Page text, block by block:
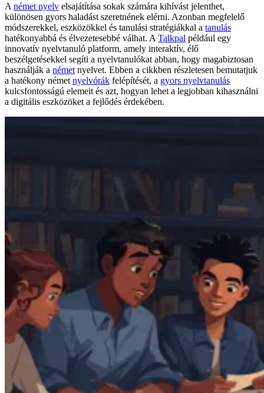
A német nyelv elsajátítása sokak számára kihívást jelenthet,
különösen gyors haladást szeretnének elérni. Azonban megfelelő
módszerekkel, eszközökkel és tanulási stratégiákkal a tanulás
hatékonyabbá és élvezetesebbé válhat. A Talkpal például egy
innovatív nyelvtanuló platform, amely interaktív, élő
beszélgetésekkel segíti a nyelvtanulókat abban, hogy magabiztosan
használják a német nyelvet. Ebben a cikkben részletesen bemutatjuk
a hatékony német nyelvórák felépítését, a gyors nyelvtanulás
kulcsfontosságú elemeit és azt, hogyan lehet a legjobban kihasználni
a digitális eszközöket a fejlődés érdekében.